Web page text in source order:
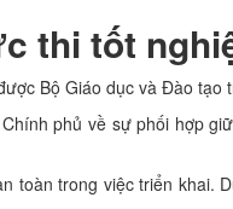
thi tốt
Bộ Giáo dục và Đào tạo
phủ về sự phối hợp
toàn trong việc triển khai.